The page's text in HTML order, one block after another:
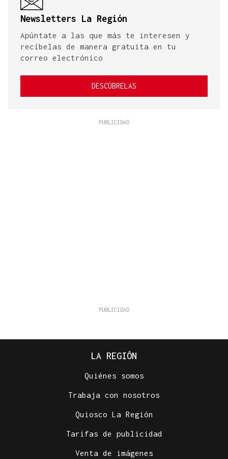
Newsletters La Región
Apúntate a las que más te interesen y
recíbelas de manera gratuita en tu
correo electrónico
DESCÚBRELAS
LA REGIÓN
Quiénes somos
Trabaja con nosotros
Quiosco La Región
Tarifas de publicidad
Venta de imágenes